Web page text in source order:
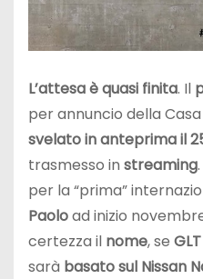
L’attesa è quasi finita. Il
per annuncio della
svelato in anteprima il
trasmesso in streaming
per la “prima”
Paoload inizio
certezza il nome, se GLT
sarà basato sul Nissan